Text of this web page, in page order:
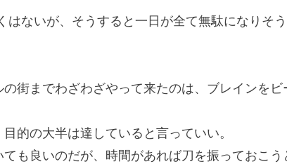
はないが、そうすると一日が全て無駄になりそ
街までわざわざやって来たのは、ブレインを
的の大半は達していると言っていい。
も良いのだが、時間があれば刀を振っておこ